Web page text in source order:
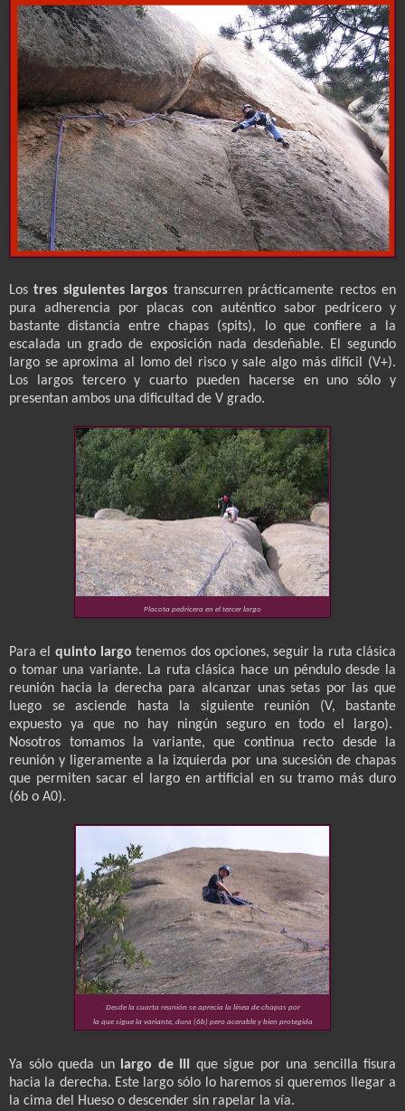
Lostres siguientes largos transcurren prácticamente rectos en
pura adherencia por placas con auténtico sabor pedricero y
bastante distancia entre chapas (spits), lo que confiere a la
escalada un grado de exposición nada desdeñable. El segundo
largo se aproxima al lomo del risco y sale algo más difícil (V+).
Los largos tercero y cuarto pueden hacerse en uno sólo y
presentan ambos una dificultad de V grado.
Placota pedricera en el tercer largo
Para el quinto largo tenemos dos opciones, seguir la ruta clásica
o tomar una variante. La ruta clásica hace un péndulo desde la
reunión hacia la derecha para alcanzar unas setas por las que
luego se asciende hasta la siguiente reunión (V, bastante
expuesto ya que no hay ningún seguro en todo el largo).
Nosotros tomamos la variante, que continua recto desde la
reunión y ligeramente a la izquierda por una sucesión de chapas
que permiten sacar el largo en artificial en su tramo más duro
(6b o A0).
Desde la cuarta reunión se aprecia la línea de chapas por
la que sigue la variante, dura (6b) pero acerable y bien protegida
Ya sólo queda un largo de III
que sigue por una sencilla fisura
hacia la derecha. Este largo sólo lo haremos si queremos llegar a
la cima del Hueso o descender sin rapelar la vía.